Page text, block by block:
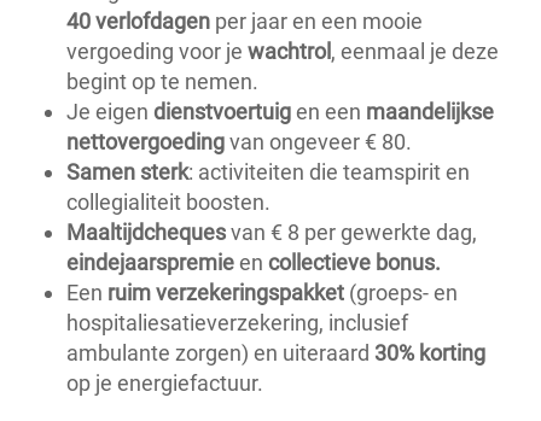
40 verlofdagen per jaar en een mooie
vergoeding voor je wachtrol, eenmaal je deze
begint op te nemen.
Je eigen dienstvoertuigen een maandelijkse
nettovergoedingvan ongeveer € 80.
Samen sterk: activiteiten die teamspirit en
collegialiteit boosten.
Maaltijdchequesvan € 8 per gewerkte dag,
eindejaarspremieen collectieve bonus.
Een ruim verzekeringspakket (groeps- en
hospitaliesatieverzekering, inclusief
ambulante zorgen) en uiteraard 30% korting
op je energiefactuur.